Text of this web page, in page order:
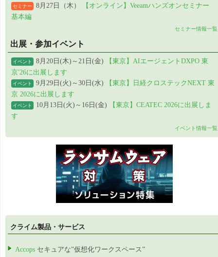
セミナー 8月27日（木）
【オンライン】Veeamハンズオンセミナー
基本編
セミナー情報一覧
出展・参加イベント
イベント 8月20日(木)～21日(金)
【東京】AIエージェントDXPO 東
京'26に出展します
イベント 9月29日(火)～30日(水)
【東京】日経クロステックNEXT 東
京 2026に出展します
イベント 10月13日(火)～16日(金)
【東京】CEATEC 2026に出展しま
す
イベント情報一覧
クライム製品・サービス
Accops セキュアな”仮想化ワークスペース”